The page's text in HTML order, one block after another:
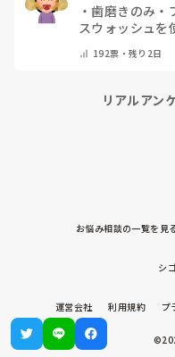
・歯磨きのみ ・
スウォッシュを
の他(コメントで
192票・残り2日
リアルアン
お悩み相談の一覧を見
シ
運営会社 利用規約 プ